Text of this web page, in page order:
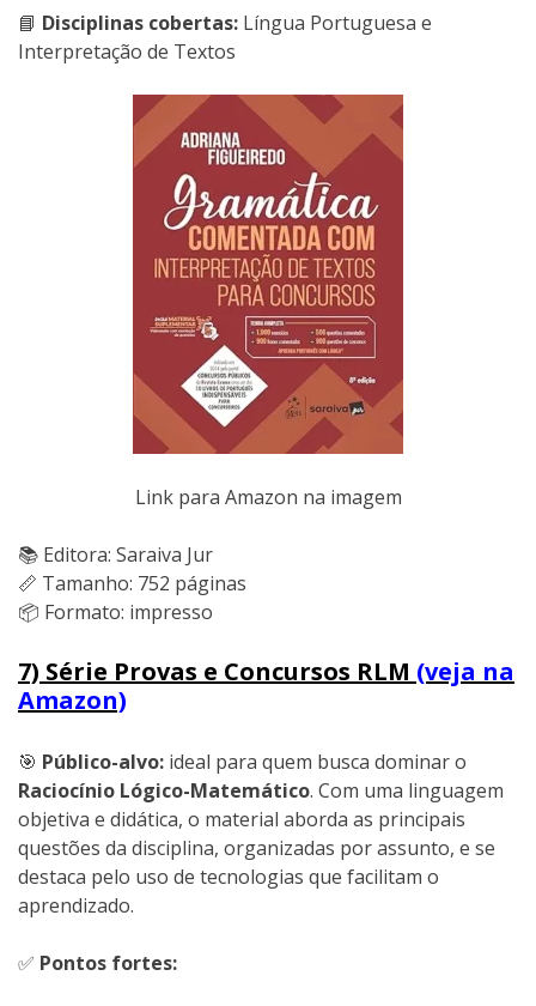
📘 Disciplinas cobertas: Língua Portuguesa e
Interpretação de Textos
Link para Amazon na imagem
📚 Editora: Saraiva Jur
📏 Tamanho: 752 páginas
📦 Formato: impresso
7) Série Provas e Concursos RLM (veja na
Amazon)
🎯 Público-alvo: ideal para quem busca dominar o
Raciocínio Lógico-Matemático. Com uma linguagem
objetiva e didática, o material aborda as principais
questões da disciplina, organizadas por assunto, e se
destaca pelo uso de tecnologias que facilitam o
aprendizado.
✅ Pontos fortes: